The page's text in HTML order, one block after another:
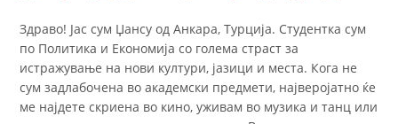
Здраво! Јас сум Џансу од Анкара, Турција. Студентка сум
по Политика и Економија со голема страст за
истражување на нови култури, јазици и места. Кога не
сум задлабочена во академски предмети, најверојатно ќе
ме најдете скриена во кино, уживам во музика и танц или